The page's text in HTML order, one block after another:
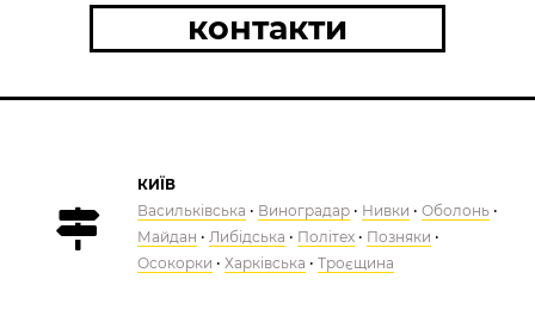
контакти
КИЇВ
Васильківська • Виноградар• Нивки • Оболонь•
Майдан • Либідська • Політех• Позняки •
Осокорки • Харківська • Троєщина